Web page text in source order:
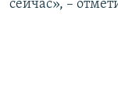
сейчас», –